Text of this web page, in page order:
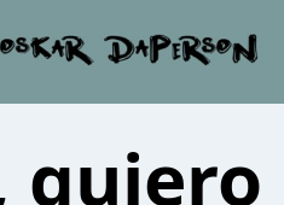
quiero